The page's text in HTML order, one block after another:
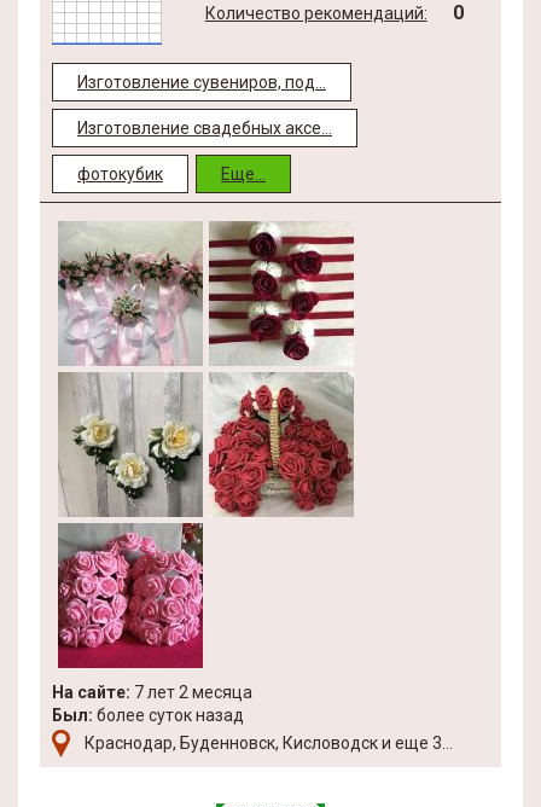
Количество рекомендаций: 0
Изготовление сувениров, под...
Изготовление свадебных аксе...
фотокубик Еще...
На сайте: 7 лет 2 месяца
Был: более суток назад
Краснодар, Буденновск, Кисловодск и еще 3...